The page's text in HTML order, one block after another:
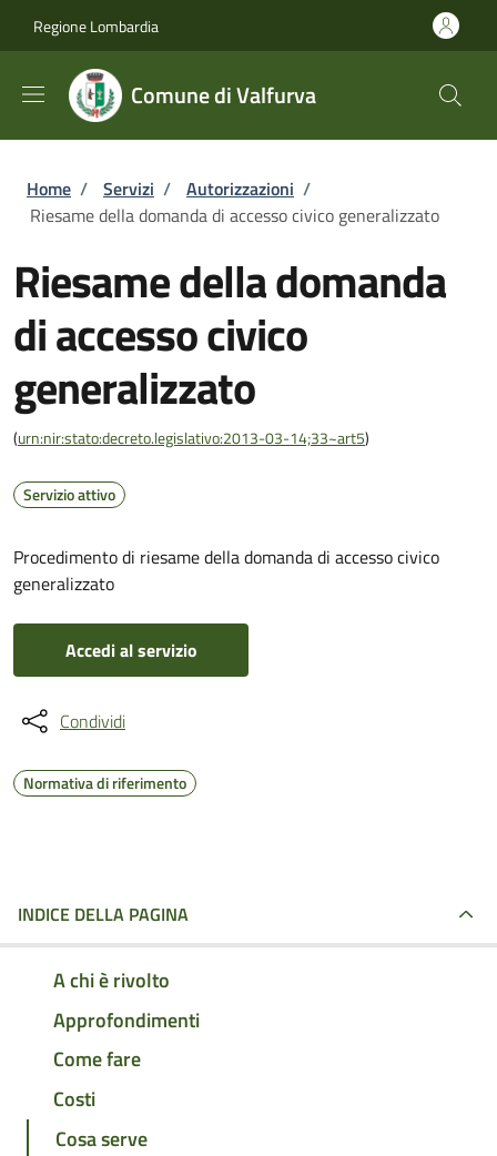
Regione Lombardia
Comune di Valfurva
Briciole di pane
Home / Servizi / Autorizzazioni /
Riesame della domanda di accesso civico generalizzato
Riesame della domanda
di accesso civico
generalizzato
(urn:nir:stato:decreto.legislativo:2013-03-14;33~art5)
Servizio attivo
Procedimento di riesame della domanda di accesso civico
generalizzato
Accedi al servizio
Condividi
Normativa di riferimento
INDICE DELLA PAGINA
A chi è rivolto
Approfondimenti
Come fare
Costi
Cosa serve